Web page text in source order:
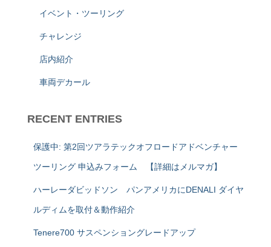
イベント・ツーリング
チャレンジ
店内紹介
車両デカール
RECENT ENTRIES
保護中: 第2回ツアラテックオフロードアドベンチャー
ツーリング 申込みフォーム 【詳細はメルマガ】
ハーレーダビッドソン パンアメリカにDENALI ダイヤ
ルディムを取付＆動作紹介
Tenere700 サスペンショングレードアップ